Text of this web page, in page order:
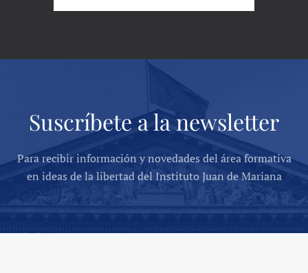
Suscríbete a la newsletter
Para recibir información y novedades del área formativa
en ideas de la libertad del Instituto Juan de Mariana